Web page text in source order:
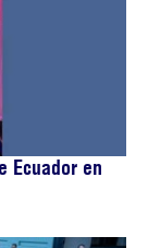
Ecuador en